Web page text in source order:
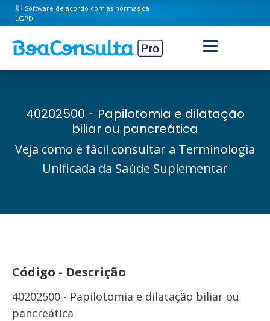
Software de acordo com as normas da
LGPD
40202500 - Papilotomia e dilatação
biliar ou pancreática
Veja como é fácil consultar a Terminologia
Unificada da Saúde Suplementar
Código - Descrição
40202500 - Papilotomia e dilatação biliar ou
pancreática